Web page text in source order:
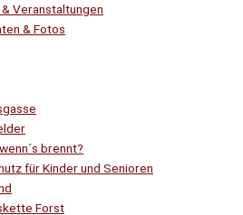
Veranstaltungen
& Fotos
brennt?
für Kinder und Senioren
Forst